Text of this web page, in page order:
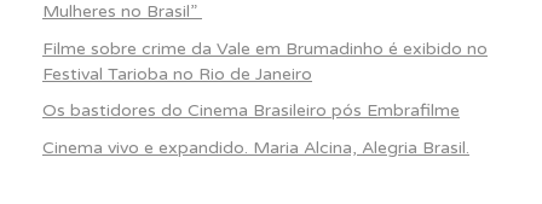
Mulheres no Brasil”
Filme sobre crime da Vale em Brumadinho é exibido no
Festival Tarioba no Rio de Janeiro
Os bastidores do Cinema Brasileiro pós Embrafilme
Cinema vivo e expandido. Maria Alcina, Alegria Brasil.